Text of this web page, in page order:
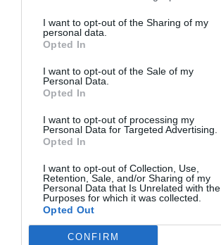
I want to opt-out of the Sharing of my
personal data.
Opted In
I want to opt-out of the Sale of my
Personal Data.
Opted In
I want to opt-out of processing my
Personal Data for Targeted Advertising.
Opted In
I want to opt-out of Collection, Use,
Retention, Sale, and/or Sharing of my
Personal Data that Is Unrelated with the
Purposes for which it was collected.
Opted Out
CONFIRM